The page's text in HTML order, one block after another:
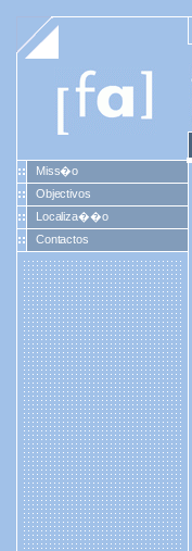
Miss�o
Objectivos
Localiza��o
Contactos